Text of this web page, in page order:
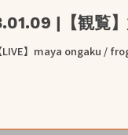
|【観覧
LIVE】maya ongaku /